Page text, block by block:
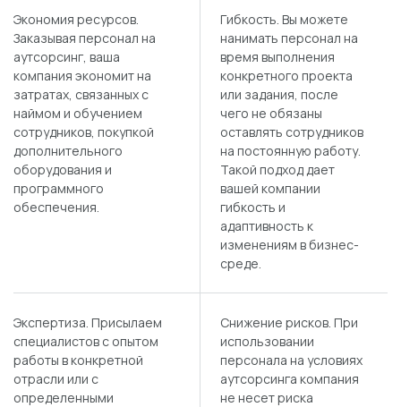
Экономия ресурсов.
Заказывая персонал на
аутсорсинг, ваша
компания экономит на
затратах, связанных с
наймом и обучением
сотрудников, покупкой
дополнительного
оборудования и
программного
обеспечения.
Гибкость. Вы можете
нанимать персонал на
время выполнения
конкретного проекта
или задания, после
чего не обязаны
оставлять сотрудников
на постоянную работу.
Такой подход дает
вашей компании
гибкость и
адаптивность к
изменениям в бизнес-
среде.
Экспертиза. Присылаем
специалистов с опытом
работы в конкретной
отрасли или с
определенными
Снижение рисков. При
использовании
персонала на условиях
аутсорсинга компания
не несет риска